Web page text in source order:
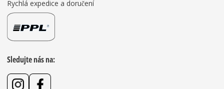
Rychlá expedice a doručení
Sledujte nás na: